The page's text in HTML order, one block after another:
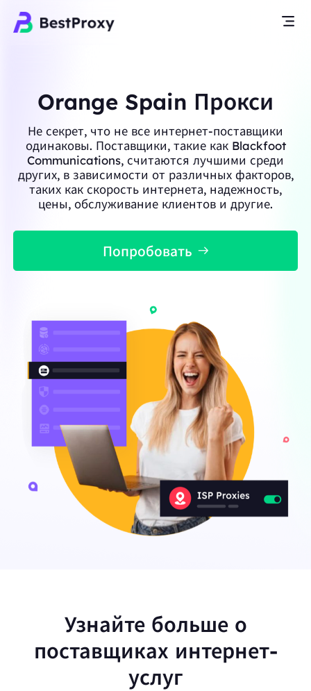
Orange Spain Прокси
Не секрет, что не все интернет-поставщики
одинаковы. Поставщики, такие как Blackfoot
Communications, считаются лучшими среди
других, в зависимости от различных факторов,
таких как скорость интернета, надежность,
цены, обслуживание клиентов и другие.
Попробовать
Узнайте больше о
поставщиках интернет-
услуг